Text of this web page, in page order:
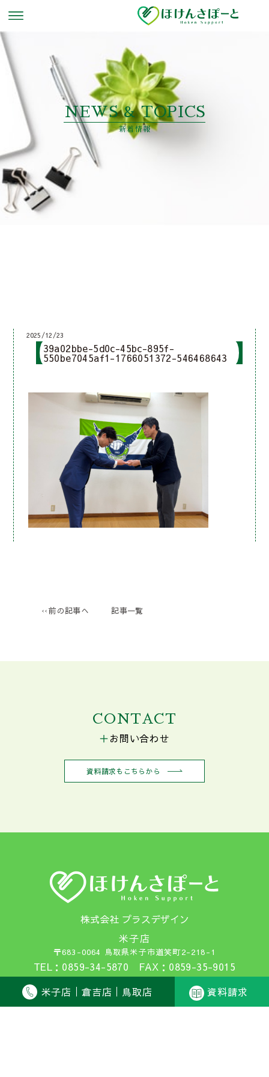
NEWS & TOPICS
新着情報
2025/12/23
39a02bbe-5d0c-45bc-895f-
550be7045af1-1766051372-546468643
前の記事へ 記事一覧
CONTACT
お問い合わせ
資料請求もこちらから
株式会社 プラスデザイン
米子店
〒683-0064 鳥取県米子市道笑町2-218-1
TEL：0859-34-5870 FAX：0859-35-9015
倉吉店
〒682-0812 鳥取県倉吉市下田中町1026
米子店 倉吉店 鳥取店 資料請求